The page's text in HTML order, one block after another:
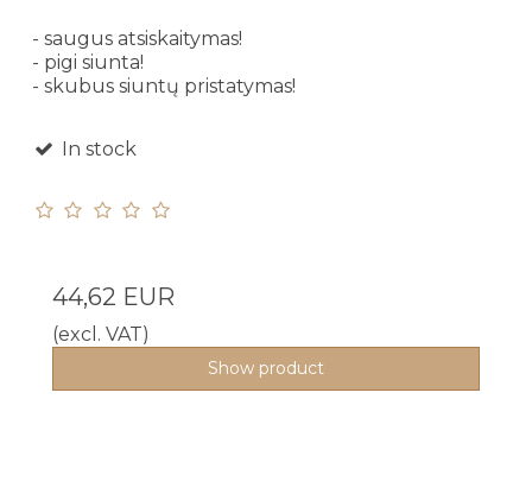
- saugus atsiskaitymas!
- pigi siunta!
- skubus siuntų pristatymas!
In stock
44,62 EUR
(excl. VAT)
Show product